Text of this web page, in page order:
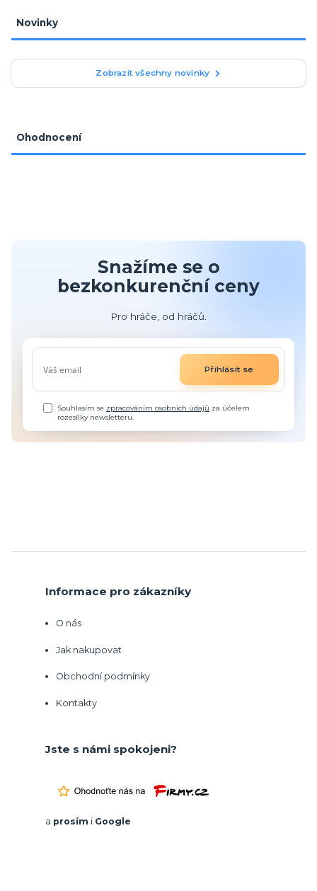
Novinky
Zobrazit všechny novinky
Ohodnocení
Snažíme se o
bezkonkurenční ceny
Pro hráče, od hráčů.
Přihlásit se
Souhlasím se zpracováním osobních údajů za účelem
rozesílky newsletteru.
Informace pro zákazníky
O nás
Jak nakupovat
Obchodní podmínky
Kontakty
Jste s námi spokojeni?
a prosím i Google